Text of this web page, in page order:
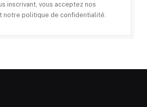
inscrivant, vous acceptez nos
notre politique de confidentialité.